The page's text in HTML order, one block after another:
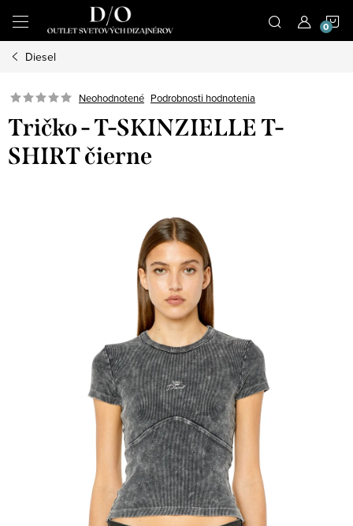
obsah
Diesel
Neohodnotené Podrobnosti hodnotenia
Tričko - T-SKINZIELLE T-
SHIRT čierne